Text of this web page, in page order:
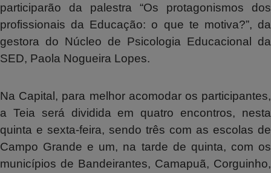
participarão da palestra “Os protagonismos dos
profissionais da Educação: o que te motiva?”, da
gestora do Núcleo de Psicologia Educacional da
SED, Paola Nogueira Lopes.
Na Capital, para melhor acomodar os participantes,
a Teia será dividida em quatro encontros, nesta
quinta e sexta-feira, sendo três com as escolas de
Campo Grande e um, na tarde de quinta, com os
municípios de Bandeirantes, Camapuã, Corguinho,